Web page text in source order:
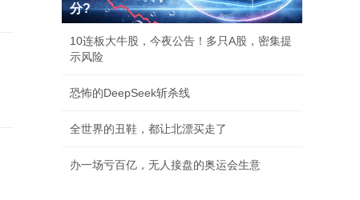
分?
10连板大牛股，今夜公告！多只A股，密集提
示风险
恐怖的DeepSeek斩杀线
全世界的丑鞋，都让北漂买走了
办一场亏百亿，无人接盘的奥运会生意